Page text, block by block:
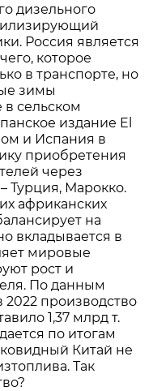
дизельного
Россия является
которое
в транспорте, но
зимы
сельском
издание El
и Испания в
приобретения
через
Турция, Марокко.
африканских
на
вкладывается в
мировые
рост и
По данным
2022 производство
1,37 млрд т.
по итогам
Китай не
Так